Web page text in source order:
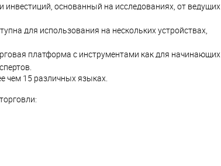
основанный на исследованиях, от ведущих
для использования на нескольких устройствах,
платформа с инструментами как для начинающих
чем 15 различных языках.